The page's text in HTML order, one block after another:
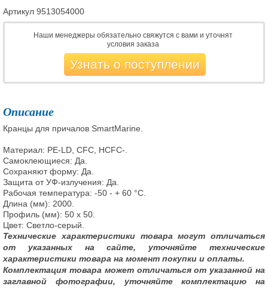
Артикул 9513054000
Наши менеджеры обязательно свяжутся с вами и уточнят
условия заказа
Узнать о поступлении
Описание
Кранцы для причалов SmartMarine.
Материал: PE-LD, CFC, HCFC-.
Самоклеющиеся: Да.
Сохраняют форму: Да.
Защита от УФ-излучения: Да.
Рабочая температура: -50 - + 60 °C.
Длина (мм): 2000.
Профиль (мм): 50 x 50.
Цвет: Светло-серый.
Технические характеристики товара могут отличаться
от указанных на сайте, уточняйте технические
характеристики товара на момент покупки и оплаты.
Комплектация товара может отличаться от указанной на
заглавной фотографии, уточняйте комплектацию на